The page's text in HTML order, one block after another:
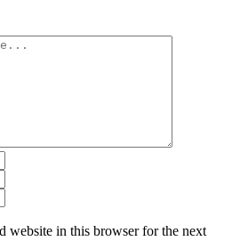
website in this browser for the next